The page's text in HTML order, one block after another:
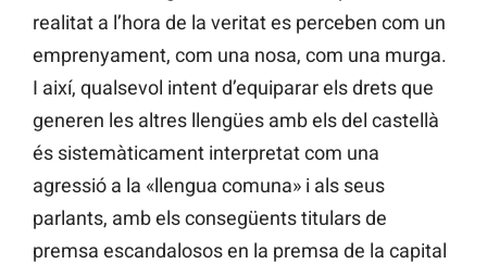
realitat a l’hora de la veritat es perceben com un
emprenyament, com una nosa, com una murga.
I així, qualsevol intent d’equiparar els drets que
generen les altres llengües amb els del castellà
és sistemàticament interpretat com una
agressió a la «llengua comuna» i als seus
parlants, amb els consegüents titulars de
premsa escandalosos en la premsa de la capital